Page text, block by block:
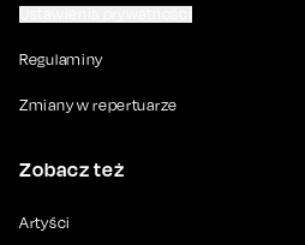
Regulaminy
Zmiany w repertuarze
Zobacz też
Artyści